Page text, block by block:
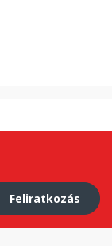
Feliratkozás